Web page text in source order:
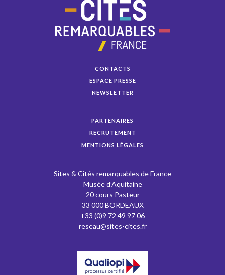
CONTACTS
ESPACE PRESSE
NEWSLETTER
PARTENAIRES
RECRUTEMENT
MENTIONS LÉGALES
Sites & Cités remarquables de France
Musée d’Aquitaine
20 cours Pasteur
33 000 BORDEAUX
+33 (0)9 72 49 97 06
reseau@sites-cites.fr